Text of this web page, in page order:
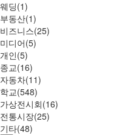
웨딩(1)
부동산(1)
비즈니스(25)
미디어(5)
개인(5)
종교(16)
자동차(11)
학교(548)
가상전시회(16)
전통시장(25)
기타(48)